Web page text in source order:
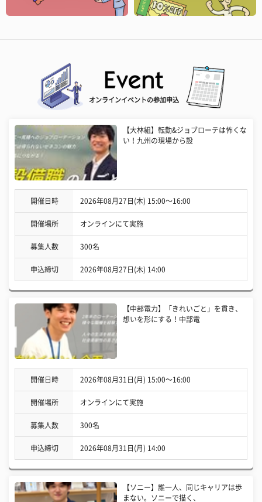
オンラインイベントの参加申込
【大林組】転勤&ジョブローテは怖くな
い！九州の現場から設
開催日時 2026年08月27日(木) 15:00〜16:00
開催場所 オンラインにて実施
募集人数 300名
申込締切 2026年08月27日(木) 14:00
【中部電力】「きれいごと」を貫き、
想いを形にする！中部電
開催日時 2026年08月31日(月) 15:00〜16:00
開催場所 オンラインにて実施
募集人数 300名
申込締切 2026年08月31日(月) 14:00
【ソニー】誰一人、同じキャリアは歩
まない。ソニーで描く、